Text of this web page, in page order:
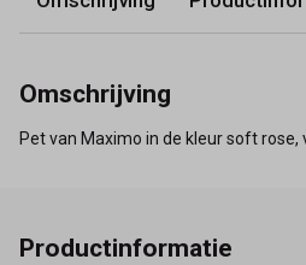
Omschrijving
Pet van Maximo in de kleur soft rose,
Productinformatie